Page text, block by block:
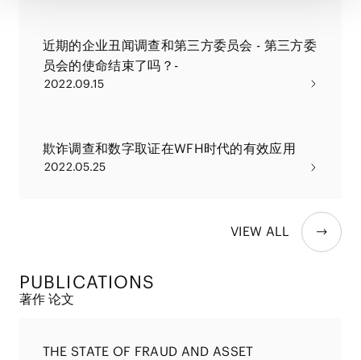
近期的企业丑闻调查和第三方委员会 - 第三方委
员会的使命结束了吗？-
2022.09.15
欺诈调查和数字取证在WFH时代的有效应用
2022.05.25
VIEW ALL
PUBLICATIONS
著作 论文
THE STATE OF FRAUD AND ASSET